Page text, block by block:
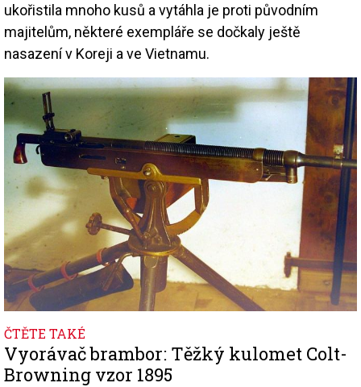
ukořistila mnoho kusů a vytáhla je proti původním
majitelům, některé exempláře se dočkaly ještě
nasazení v Koreji a ve Vietnamu.
Image
ČTĚTE TAKÉ
Vyorávač brambor: Těžký kulomet Colt-
Browning vzor 1895